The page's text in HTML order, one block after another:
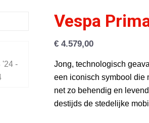
Vespa
€ 4.579,00
Jong, technologisch
een iconisch symbool die
net zo behendig en
destijds de stedelijke